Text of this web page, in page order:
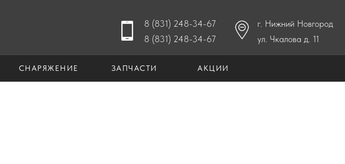
8 (831) 248-34-67
8 (831) 248-34-67
г. Нижний Новгород
ул. Чкалова д. 11
СНАРЯЖЕНИЕ ЗАПЧАСТИ АКЦИИ